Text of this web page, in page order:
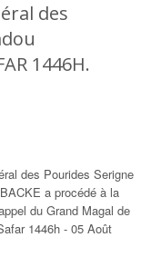
des
1446H.
des Pourides Serigne
a procédé à la
du Grand Magal de
1446h - 05 Août